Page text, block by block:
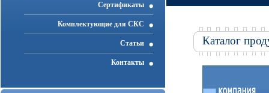
Cертификаты
Комплектующие для СКС
Статьи
Контакты
Каталог